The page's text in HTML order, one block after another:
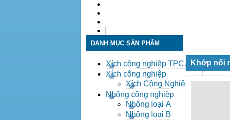
DANH MỤC SẢN PHẨM
Xích công nghiệp TPC
Toàn Phát
Xích công nghiệp
Xích Công Nghiệp -
Xich Cong Nghiep
Nhông công nghiệp
Nhông loại A
Nhông loại B
Khớp nối